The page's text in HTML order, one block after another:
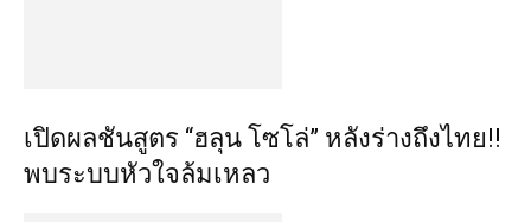
เปิดผลชันสูตร “ฮลุน โซโล่” หลังร่างถึงไทย!!
พบระบบหัวใจล้มเหลว